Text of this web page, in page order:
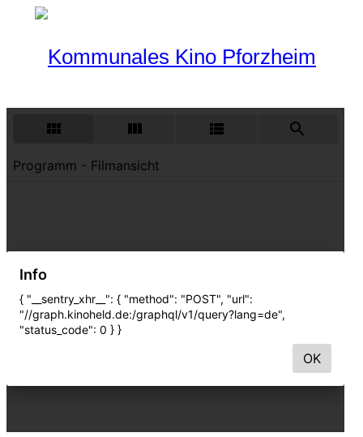
Programm
Nächster Monat